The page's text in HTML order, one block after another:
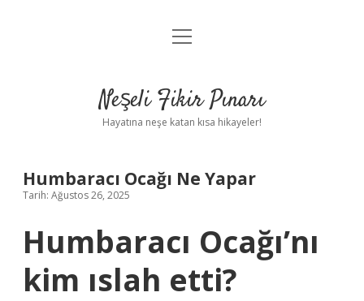
Anasayfa
Yasal Uyarı
menüyü
Neşeli Fikir Pınarı
Hayatına neşe katan kısa hikayeler!
Humbaracı Ocağı Ne Yapar
Tarih: Ağustos 26, 2025
Humbaracı Ocağı’nı
kim ıslah etti?